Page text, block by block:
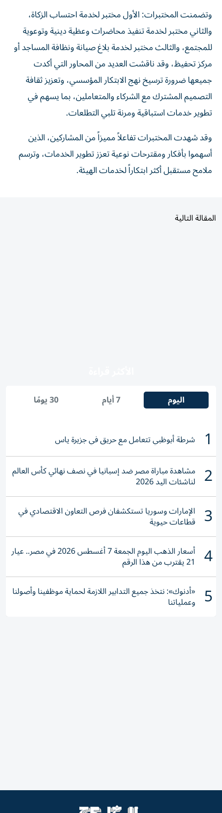
وتضمنت المختبرات: الأول مختبر لخدمة احتساب الزكاة،
والثاني مختبر لخدمة تنفيذ محاضرات وعظية دينية وتوعوية
للمجتمع، والثالث مختبر لخدمة بلاغ صيانة ونظافة المساجد أو
مركز تحفيظ، وقد ناقشت العديد من المحاور التي أكدت
جميعها ضرورة ترسيخ نهج الابتكار المؤسسي، وتعزيز ثقافة
التصميم المشترك مع الشركاء والمتعاملين، بما يسهم في
تطوير خدمات استباقية ومرنة تلبي التطلعات.
وقد شهدت المختبرات تفاعلاً مميزاً من المشاركين، الذين
أسهموا بأفكار ومقترحات نوعية تعزز تطوير الخدمات، وترسم
ملامح مستقبل أكثر ابتكاراً لخدمات الهيئة.
المقالة التالية
اليوم 7 أيام 30 يومًا
1 شرطة أبوظبي تتعامل مع حريق في جزيرة ياس
2 مشاهدة مباراة مصر ضد إسبانيا في نصف نهائي كأس العالم
لناشئات اليد 2026
3 الإمارات وسوريا تستكشفان فرص التعاون الاقتصادي في
قطاعات حيوية
4 أسعار الذهب اليوم الجمعة 7 أغسطس 2026 في مصر.. عيار
21 يقترب من هذا الرقم
5 «أدنوك»: نتخذ جميع التدابير اللازمة لحماية موظفينا وأصولنا
وعملياتنا